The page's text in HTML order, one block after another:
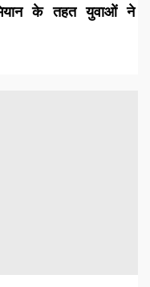
के तहत युवाओं ने